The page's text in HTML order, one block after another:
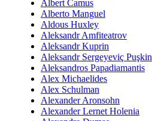
Albert Camus
Alberto Manguel
Aldous Huxley
Aleksandr Amfiteatrov
Aleksandr Kuprin
Aleksandr Sergeyeviç Puşkin
Aleksandros Papadiamantis
Alex Michaelides
Alex Schulman
Alexander Aronsohn
Alexander Lernet Holenia